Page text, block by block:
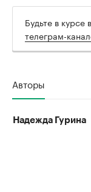
Будьте в
телеграм-
Авторы
Надежда Гурина